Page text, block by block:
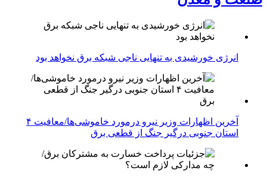
انرژی خورشیدی به تنهایی ناجی شبکه برق نخواهد بود
آخرین اظهارات وزیر نیرو درمورد خاموشی‌ها/معافیت ۴
استان جنوبی درگیر جنگ از قطعی برق